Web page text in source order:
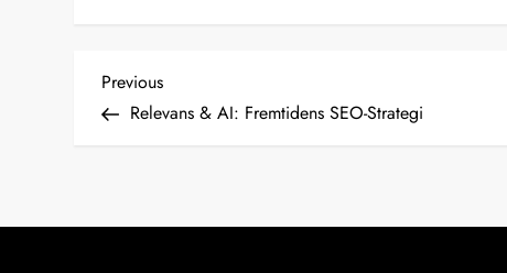
I
n
æ
Previous
Post
Previous
Relevans & AI: Fremtidens SEO-Strategi